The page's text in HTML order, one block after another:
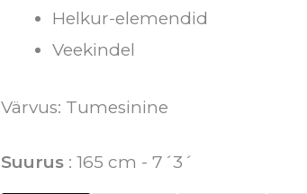
Helkur-elemendid
Veekindel
Värvus: Tumesinine
Suurus 165 cm - 7´3´